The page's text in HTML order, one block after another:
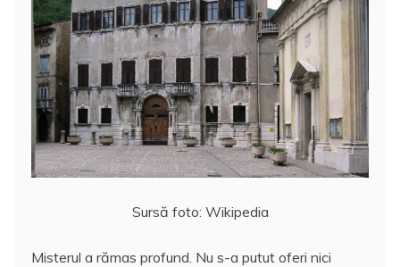
Sursă foto: Wikipedia
Misterul a rămas profund. Nu s-a putut oferi nici